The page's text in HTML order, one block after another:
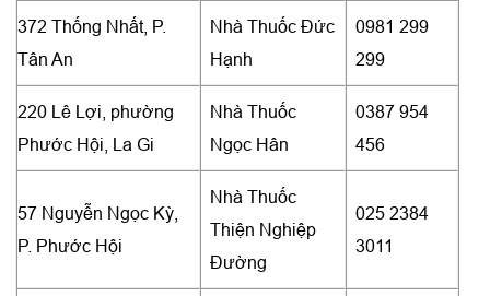
372 Thống Nhất, P.
Tân An
Nhà Thuốc Đức
Hạnh
0981 299
299
220 Lê Lợi, phường
Phước Hội, La Gi
Nhà Thuốc
Ngọc Hân
0387 954
456
57 Nguyễn Ngọc Kỳ,
P. Phước Hội
Nhà Thuốc
Thiện Nghiệp
Đường
025 2384
3011